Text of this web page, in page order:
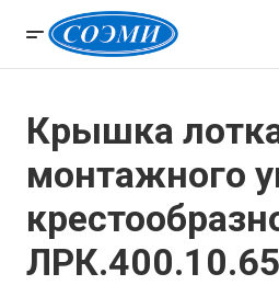
Крышка
монтажного